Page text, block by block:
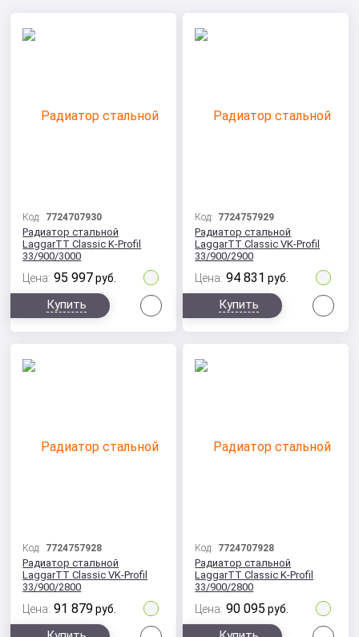
Код: 7724707930
Радиатор стальной
LaggarTT Classic K-Profil
33/900/3000
Цена: 95 997 руб.
Купить
Код: 7724757929
Радиатор стальной
LaggarTT Classic VK-Profil
33/900/2900
Цена: 94 831 руб.
Купить
Код: 7724757928
Радиатор стальной
LaggarTT Classic VK-Profil
33/900/2800
Цена: 91 879 руб.
Код: 7724707928
Радиатор стальной
LaggarTT Classic K-Profil
33/900/2800
Цена: 90 095 руб.